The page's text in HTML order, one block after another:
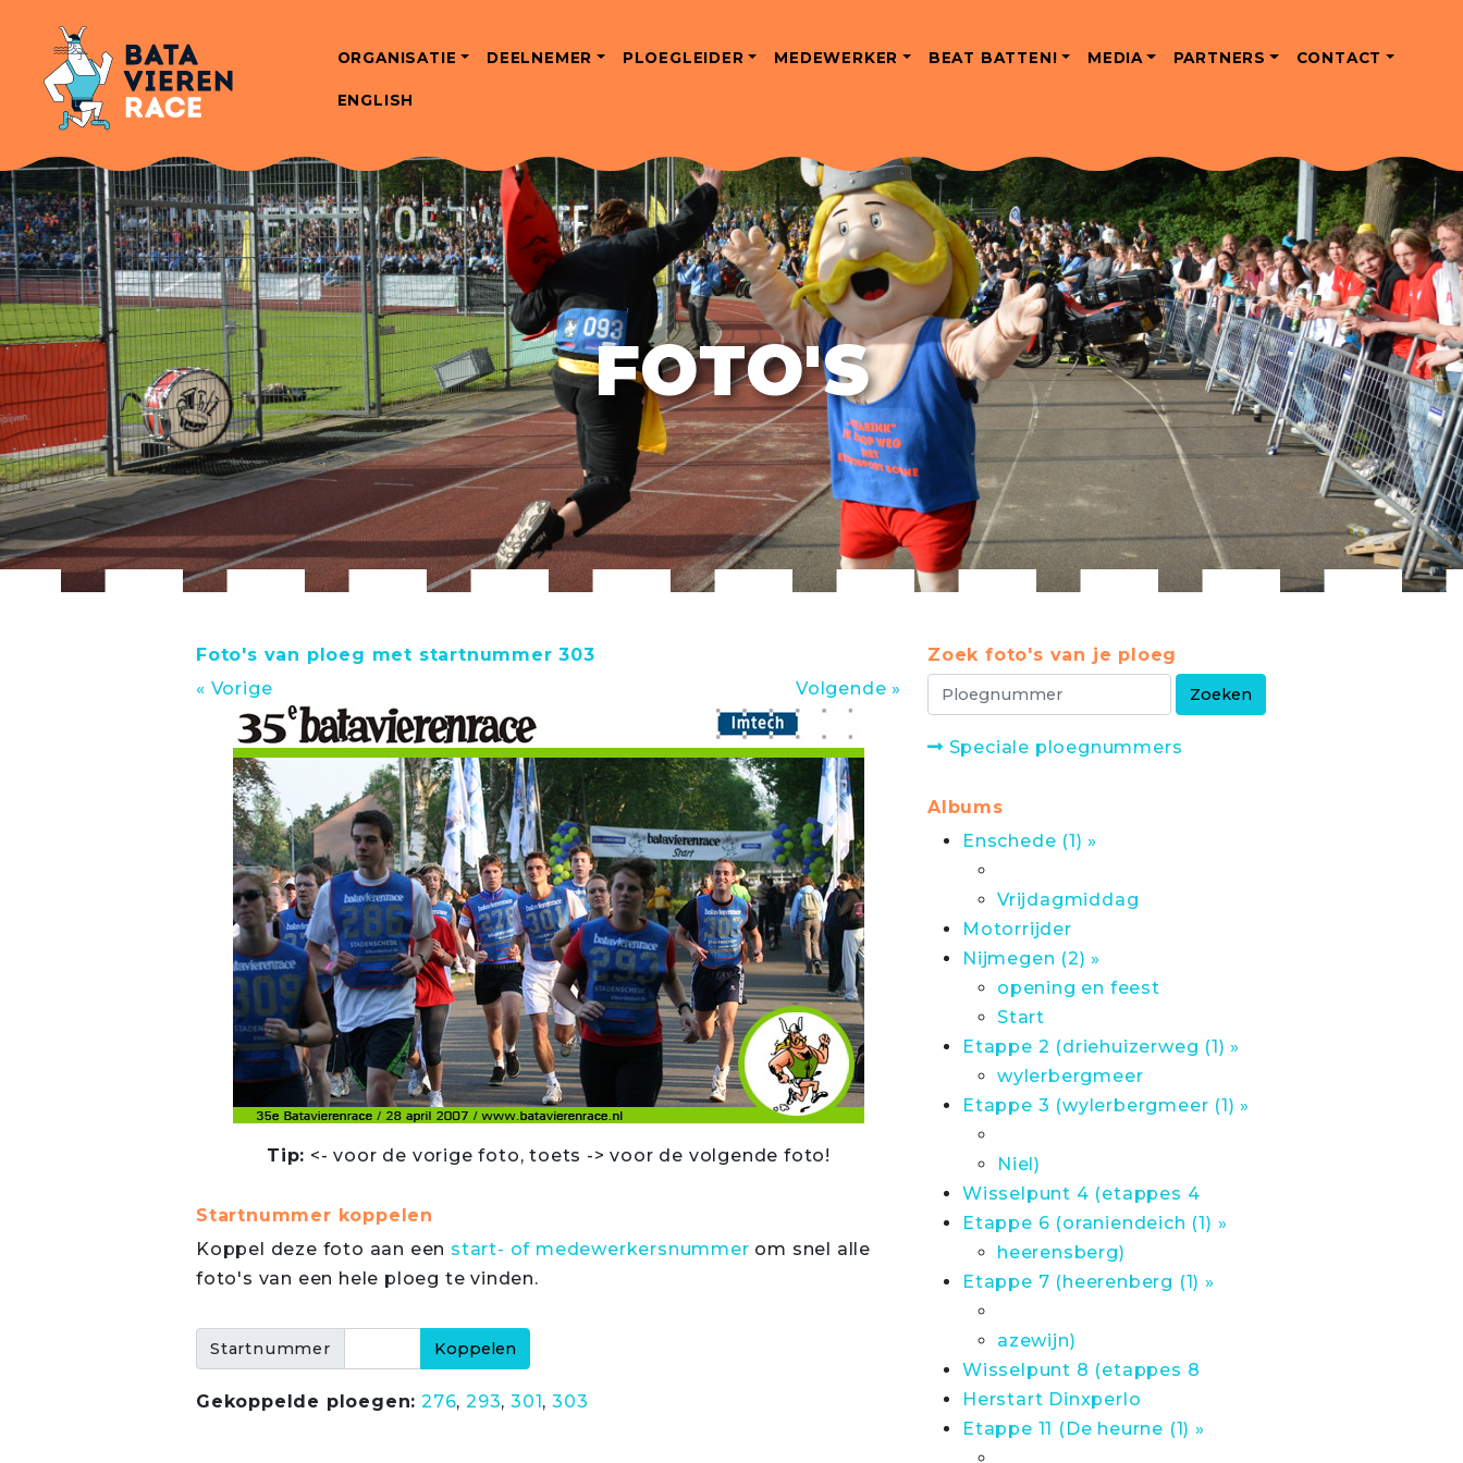
ORGANISATIE DEELNEMER PLOEGLEIDER MEDEWERKER BEAT BATTEN! MEDIA PARTNERS CONTACT
ENGLISH
FOTO'S
Foto's van ploeg met startnummer 303
« Vorige
Volgende »
Tip: <- voor de vorige foto, toets -> voor de volgende foto!
Startnummer koppelen
Koppel deze foto aan een start- of medewerkersnummer om snel alle
foto's van een hele ploeg te vinden.
Startnummer
Gekoppelde ploegen: 276,293,301,303
Zoek foto's van je ploeg
Speciale ploegnummers
Albums
Enschede (1) »
Vrijdagmiddag
Motorrijder
Nijmegen (2) »
opening en feest
Start
Etappe 2 (driehuizerweg (1) »
wylerbergmeer
Etappe 3 (wylerbergmeer (1) »
Niel)
Wisselpunt 4 (etappes 4
Etappe 6 (oraniendeich (1) »
heerensberg)
Etappe 7 (heerenberg (1) »
azewijn)
Wisselpunt 8 (etappes 8
Herstart Dinxperlo
Etappe 11 (De heurne (1) »